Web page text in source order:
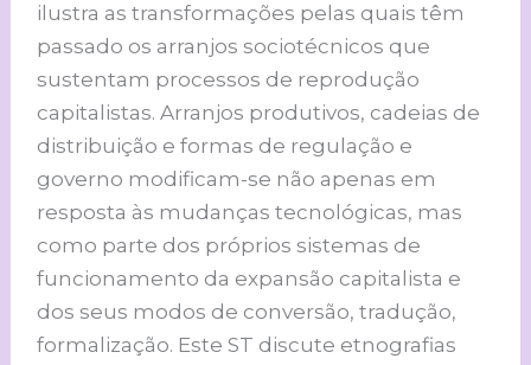
ilustra as transformações pelas quais têm
passado os arranjos sociotécnicos que
sustentam processos de reprodução
capitalistas. Arranjos produtivos, cadeias de
distribuição e formas de regulação e
governo modificam-se não apenas em
resposta às mudanças tecnológicas, mas
como parte dos próprios sistemas de
funcionamento da expansão capitalista e
dos seus modos de conversão, tradução,
formalização. Este ST discute etnografias